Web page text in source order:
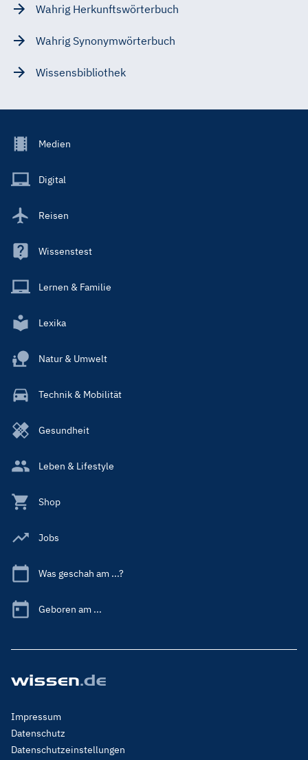
Wahrig Herkunftswörterbuch
Wahrig Synonymwörterbuch
Wissensbibliothek
Footer
Main
Medien
Digital
Reisen
Wissenstest
Lernen & Familie
Lexika
Natur & Umwelt
Technik & Mobilität
Gesundheit
Leben & Lifestyle
Shop
Jobs
Was geschah am ...?
Geboren am ...
Footer
Menu
Legal
Impressum
Datenschutz
Datenschutzeinstellungen